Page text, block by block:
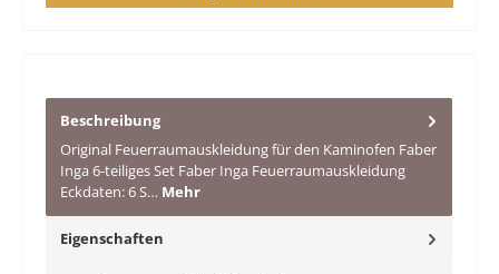
Beschreibung
Original Feuerraumauskleidung für den Kaminofen Faber
Inga 6-teiliges Set Faber Inga Feuerraumauskleidung
Eckdaten: 6 S… Mehr
Eigenschaften